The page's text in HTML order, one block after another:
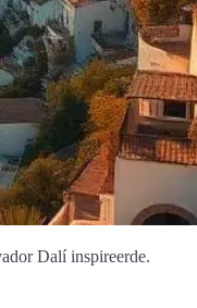
Dalí inspireerde.